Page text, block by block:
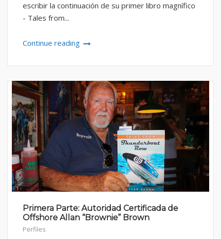
escribir la continuación de su primer libro magnífico
- Tales from...
Continue reading
Primera Parte: Autoridad Certificada de
Offshore Allan “Brownie” Brown
Perfiles